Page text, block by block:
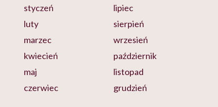
styczeń
luty
marzec
kwiecień
maj
czerwiec
lipiec
sierpień
wrzesień
październik
listopad
grudzień